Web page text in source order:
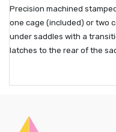
Precision machined
one cage (included) or two
under saddles with a
latches to the rear of the